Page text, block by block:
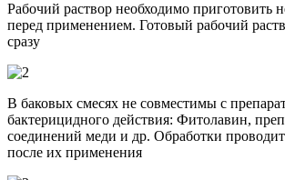
Рабочий раствор необходимо приготовить
перед применением. Готовый рабочий
сразу
В баковых смесях не совместимы с
бактерицидного действия: Фитолавин,
соединений меди и др. Обработки
после их применения